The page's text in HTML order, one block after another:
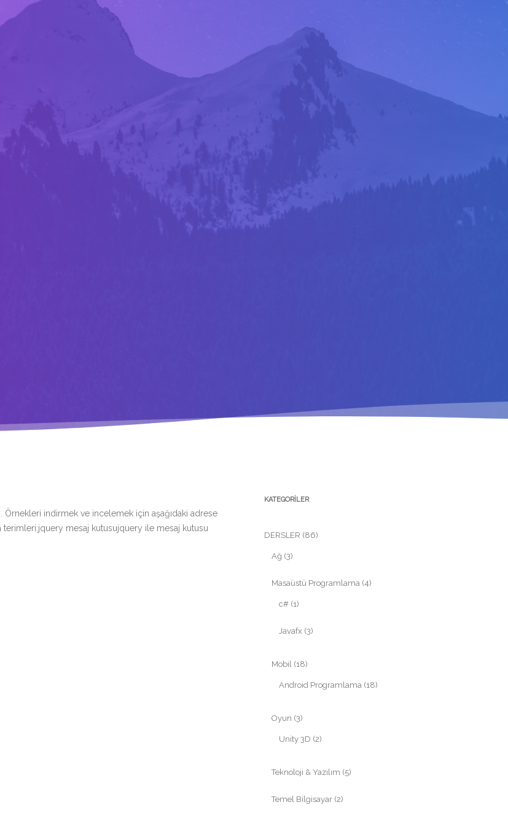
indirmek ve incelemek için aşağıdaki adrese
mesaj kutusujquery ile mesaj kutusu
KATEGORILER
DERSLER (86)
Ağ (3)
Masaüstü Programlama (4)
c# (1)
Javafx (3)
Mobil (18)
Android Programlama (18)
Oyun (3)
Unity 3D (2)
Teknoloji & Yazılım (5)
Temel Bilgisayar (2)